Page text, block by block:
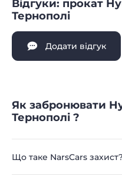
Відгуки: прокат
Тернополі
Додати відгук
Як забронювати
Тернополі ?
Що таке NarsCars захист?